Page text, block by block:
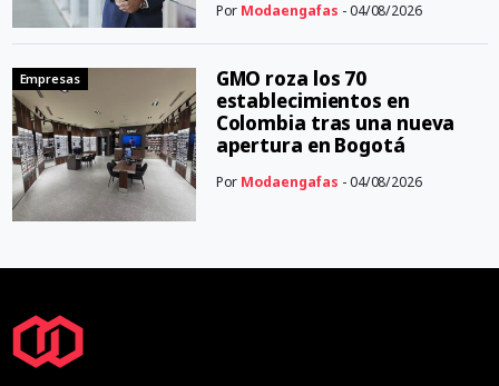
Por Modaengafas - 04/08/2026
Empresas
GMO roza los 70
establecimientos en
Colombia tras una nueva
apertura en Bogotá
Por Modaengafas - 04/08/2026